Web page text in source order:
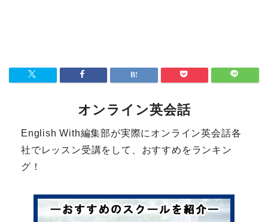
オンライン英会話
English With編集部が実際にオンライン英会話各
社でレッスン受講をして、おすすめをランキン
グ！